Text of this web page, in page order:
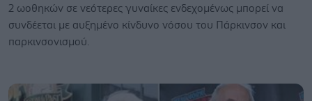
2 ωοθηκών σε νεότερες γυναίκες ενδεχομένως μπορεί να
συνδέεται με αυξημένο κίνδυνο νόσου του Πάρκινσον και
παρκινσονισμού.